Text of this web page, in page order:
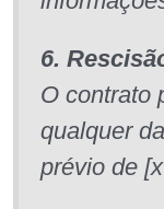
6.
O contrato
qualquer
prévio de